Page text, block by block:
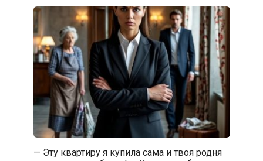
— Эту квартиру я купила сама и твоя родня